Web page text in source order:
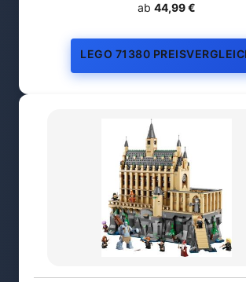
ab 44,99 €
LEGO 71380